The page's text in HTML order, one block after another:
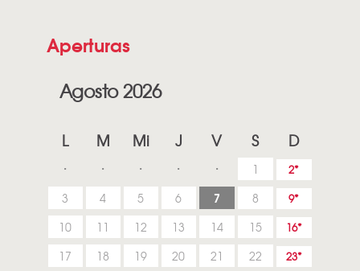
Aperturas
Agosto 2026
L M Mi J V S D
1 2
3 4 5 6 7 8 9
10 11 12 13 14 15 16
17 18 19 20 21 22 23